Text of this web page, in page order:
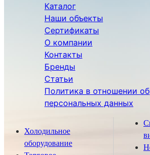
Каталог
Наши объекты
Сертификаты
О компании
Контакты
Бренды
Статьи
Политика в отношении
персональных данных
Холодильное
оборудование